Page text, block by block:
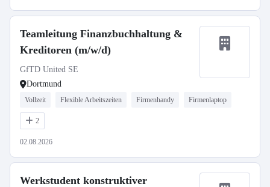
Teamleitung Finanzbuchhaltung &
Kreditoren (m/w/d)
GfTD United SE
Dortmund
Vollzeit Flexible Arbeitszeiten Firmenhandy Firmenlaptop
2
02.08.2026
Werkstudent konstruktiver